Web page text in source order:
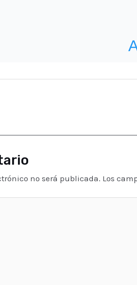
no será publicada. Los